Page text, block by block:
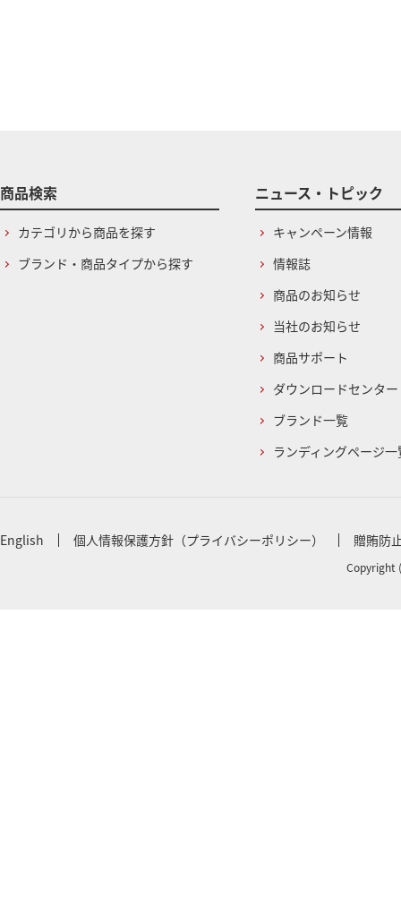
商品検索
カテゴリから商品を探す
ブランド・商品タイプから探す
ニュース・トピック
キャンペーン情報
情報誌
商品のお知らせ
当社のお知らせ
商品サポート
ダウンロードセンター
ブランド一覧
ランディングページ一
English 個人情報保護方針（プライバシーポリシー） 贈賄防
Copyright